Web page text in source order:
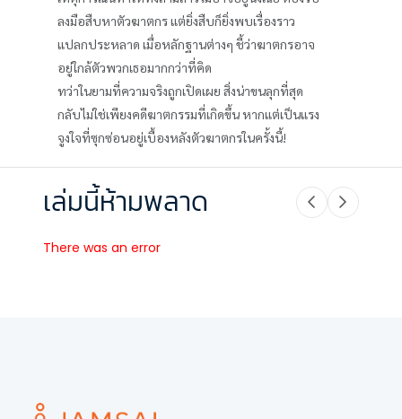
ลงมือสืบหาตัวฆาตกร แต่ยิ่งสืบก็ยิ่งพบเรื่องราว
แปลกประหลาด เมื่อหลักฐานต่างๆ ชี้ว่าฆาตกรอาจ
อยู่ใกล้ตัวพวกเธอมากกว่าที่คิด
ทว่าในยามที่ความจริงถูกเปิดเผย สิ่งน่าขนลุกที่สุด
กลับไม่ใช่เพียงคดีฆาตกรรมที่เกิดขึ้น หากแต่เป็นแรง
จูงใจที่ซุกซ่อนอยู่เบื้องหลังตัวฆาตกรในครั้งนี้!
เล่มนี้ห้ามพลาด
There was an error